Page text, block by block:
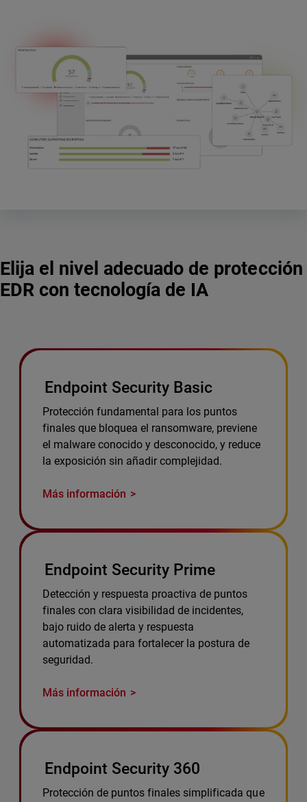
Elija el nivel adecuado de protección
EDR con tecnología de IA
Endpoint Security Basic
Protección fundamental para los puntos
finales que bloquea el ransomware, previene
el malware conocido y desconocido, y reduce
la exposición sin añadir complejidad.
Más información
Endpoint Security Prime
Detección y respuesta proactiva de puntos
finales con clara visibilidad de incidentes,
bajo ruido de alerta y respuesta
automatizada para fortalecer la postura de
seguridad.
Más información
Endpoint Security 360
Protección de puntos finales simplificada que